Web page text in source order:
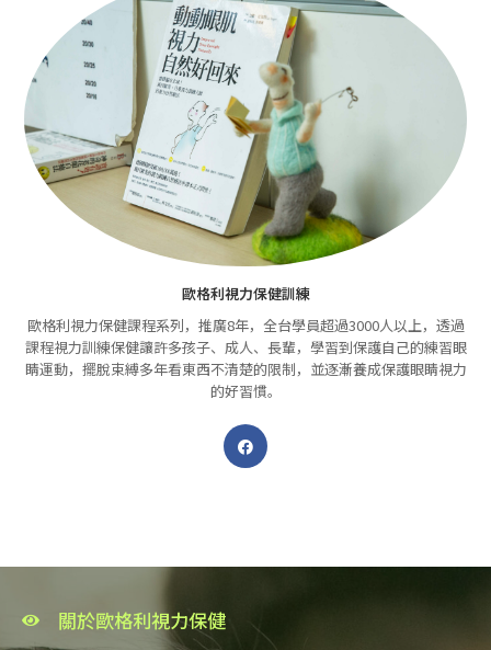
歐格利視力保健訓練
歐格利視力保健課程系列，推廣8年，全台學員超過3000人以上，透過
課程視力訓練保健讓許多孩子、成人、長輩，學習到保護自己的練習眼
睛運動，擺脫束縛多年看東西不清楚的限制，並逐漸養成保護眼睛視力
的好習慣。
關於歐格利視力保健